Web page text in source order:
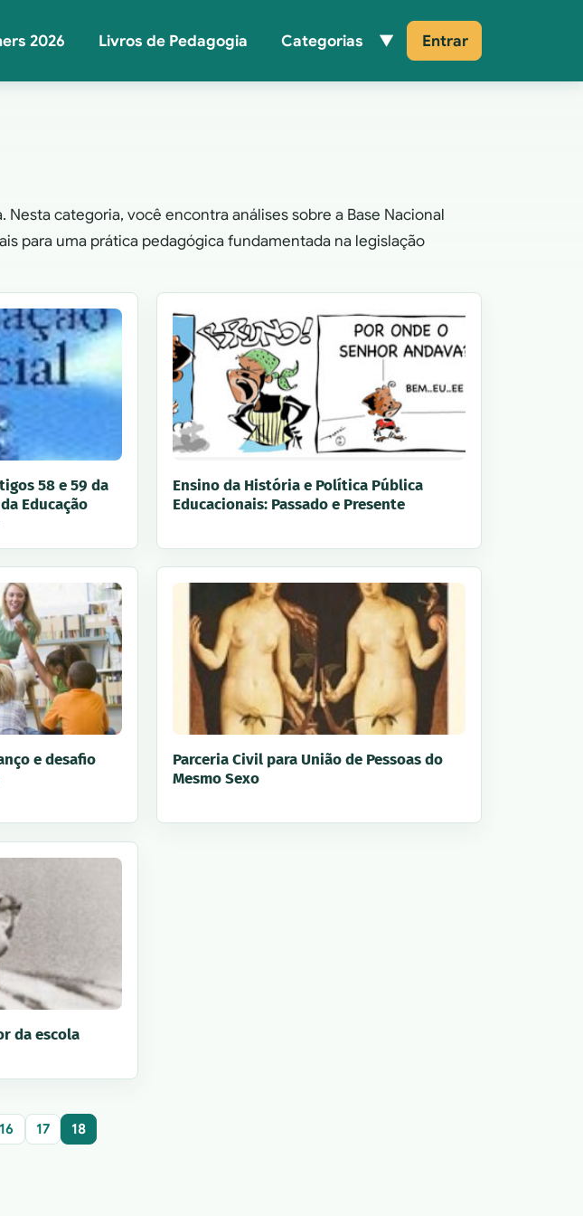
2026
Livros de Pedagogia Categorias Entrar
categoria, você encontra análises sobre a Base Nacional
para uma prática pedagógica fundamentada na legislação
58 e 59 da
Educação
Ensino da História e Política Pública
Educacionais: Passado e Presente
e desafio
Parceria Civil para União de Pessoas do
Mesmo Sexo
da escola
16 17 18